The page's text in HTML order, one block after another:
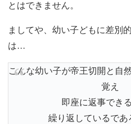
とはできません。
ましてや、幼い子どもに差別
は…
こんな幼い子が帝王切開と自
覚え
即座に返事でき
繰り返しているで